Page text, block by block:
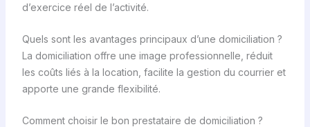
d’exercice réel de l’activité.
Quels sont les avantages principaux d’une domiciliation ?
La domiciliation offre une image professionnelle, réduit
les coûts liés à la location, facilite la gestion du courrier et
apporte une grande flexibilité.
Comment choisir le bon prestataire de domiciliation ?